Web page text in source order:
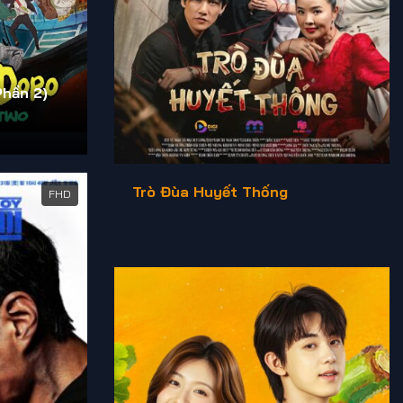
2)
FHD Trò Đùa Huyết Thống